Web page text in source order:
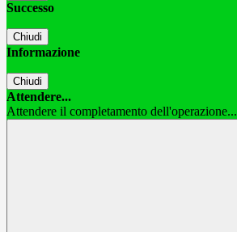
Successo
Chiudi
Informazione
Chiudi
Attendere...
Attendere il completamento dell'operazione...